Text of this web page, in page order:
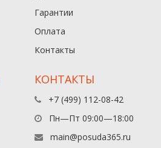
Гарантии
Оплата
Контакты
КОНТАКТЫ
+7 (499) 112-08-42
Пн—Пт 09:00—18:00
main@posuda365.ru